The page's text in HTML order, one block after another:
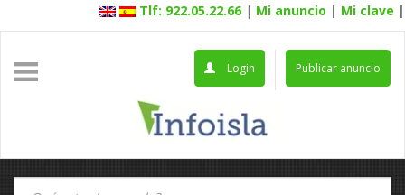
Tlf: 922.05.22.66 | Mi anuncio | Mi clave |
Publicar anuncio
Login